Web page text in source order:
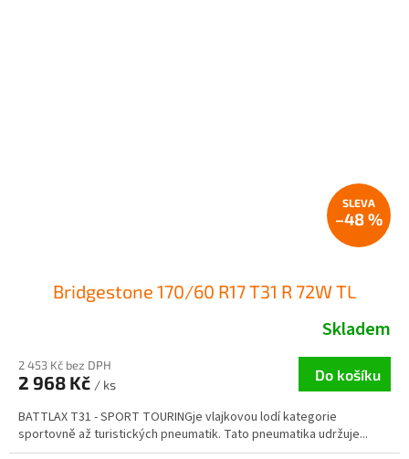
–48 %
Bridgestone 170/60 R17 T31 R 72W TL
Skladem
2 453 Kč bez DPH
2 968 Kč / ks
Do košíku
BATTLAX T31 - SPORT TOURINGje vlajkovou lodí kategorie
sportovně až turistických pneumatik. Tato pneumatika udržuje...